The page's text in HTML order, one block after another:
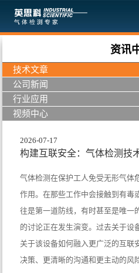
资讯
技术文章
公司新闻
行业应用
视频中心
2026-07-17
构建互联安全：气体检测技
气体检测在保护工人免受无形气体
作用。在那些工作中会接触到有毒
往是第一道防线，有时甚至是唯一
的讨论正在发生演变。过去关于设
关于该设备如何融入更广泛的互联
决策、更清晰的沟通和更主动的风